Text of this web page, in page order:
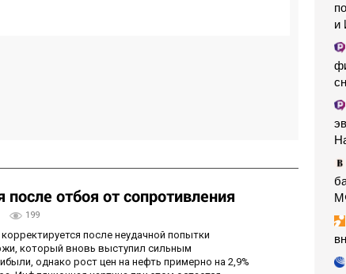
отбоя от сопротивления
199
после неудачной попытки
который вновь выступил сильным
однако рост цен на нефть примерно на 2,9%
и